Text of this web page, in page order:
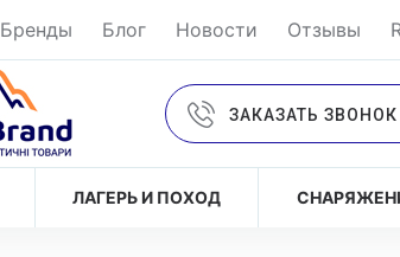
Бренды Блог Новости Отзывы
ЗАКАЗАТЬ ЗВОНОК
ЛАГЕРЬ И ПОХОД